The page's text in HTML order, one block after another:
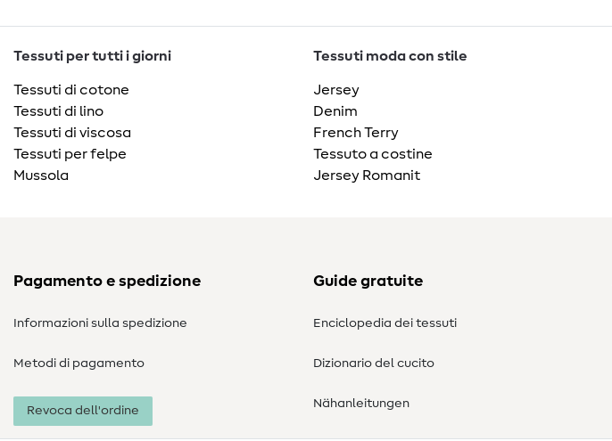
Tessuti per tutti i giorni
Tessuti di cotone
Tessuti di lino
Tessuti di viscosa
Tessuti per felpe
Mussola
Tessuti moda con stile
Jersey
Denim
French Terry
Tessuto a costine
Jersey Romanit
Pagamento e spedizione
Informazioni sulla spedizione
Metodi di pagamento
Revoca dell'ordine
Guide gratuite
Enciclopedia dei tessuti
Dizionario del cucito
Nähanleitungen